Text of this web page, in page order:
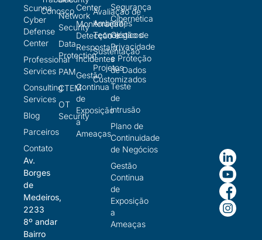
Scunna
Cyber
Defense
Center
Professional
Services
Consulting
Services
Blog
Parceiros
Contato
Av.
Borges
de
Medeiros,
2233
8º andar
Bairro
ConoscoNetwork
Security
Data
Protection
PAM
CTEM
OT
Security
Center
Monitoração,
Detecção e
Resposta a
Incidentes
Gestão
Continua
de
Exposição
a
Ameaças
Avaliação de
Ambientes
Tecnológicos
Sustentação
Projetos
Customizados
Segurança
Cibernética
Gestão de
Privacidade
e Proteção
de Dados
Teste
de
intrusão
Plano de
Continuidade
de Negócios
Gestão
Continua
de
Exposição
a
Ameaças